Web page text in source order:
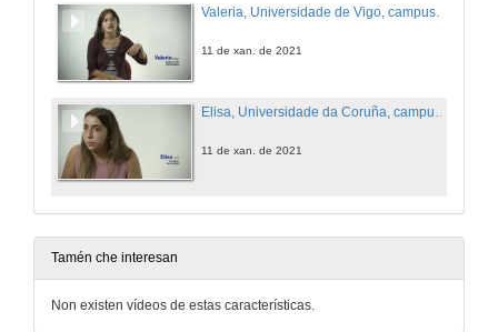
Valeria, Universidade de Vigo, campus de Pontevedra
11 de xan. de 2021
11 de xan. de 2021
Tamén che interesan
Non existen vídeos de estas características.